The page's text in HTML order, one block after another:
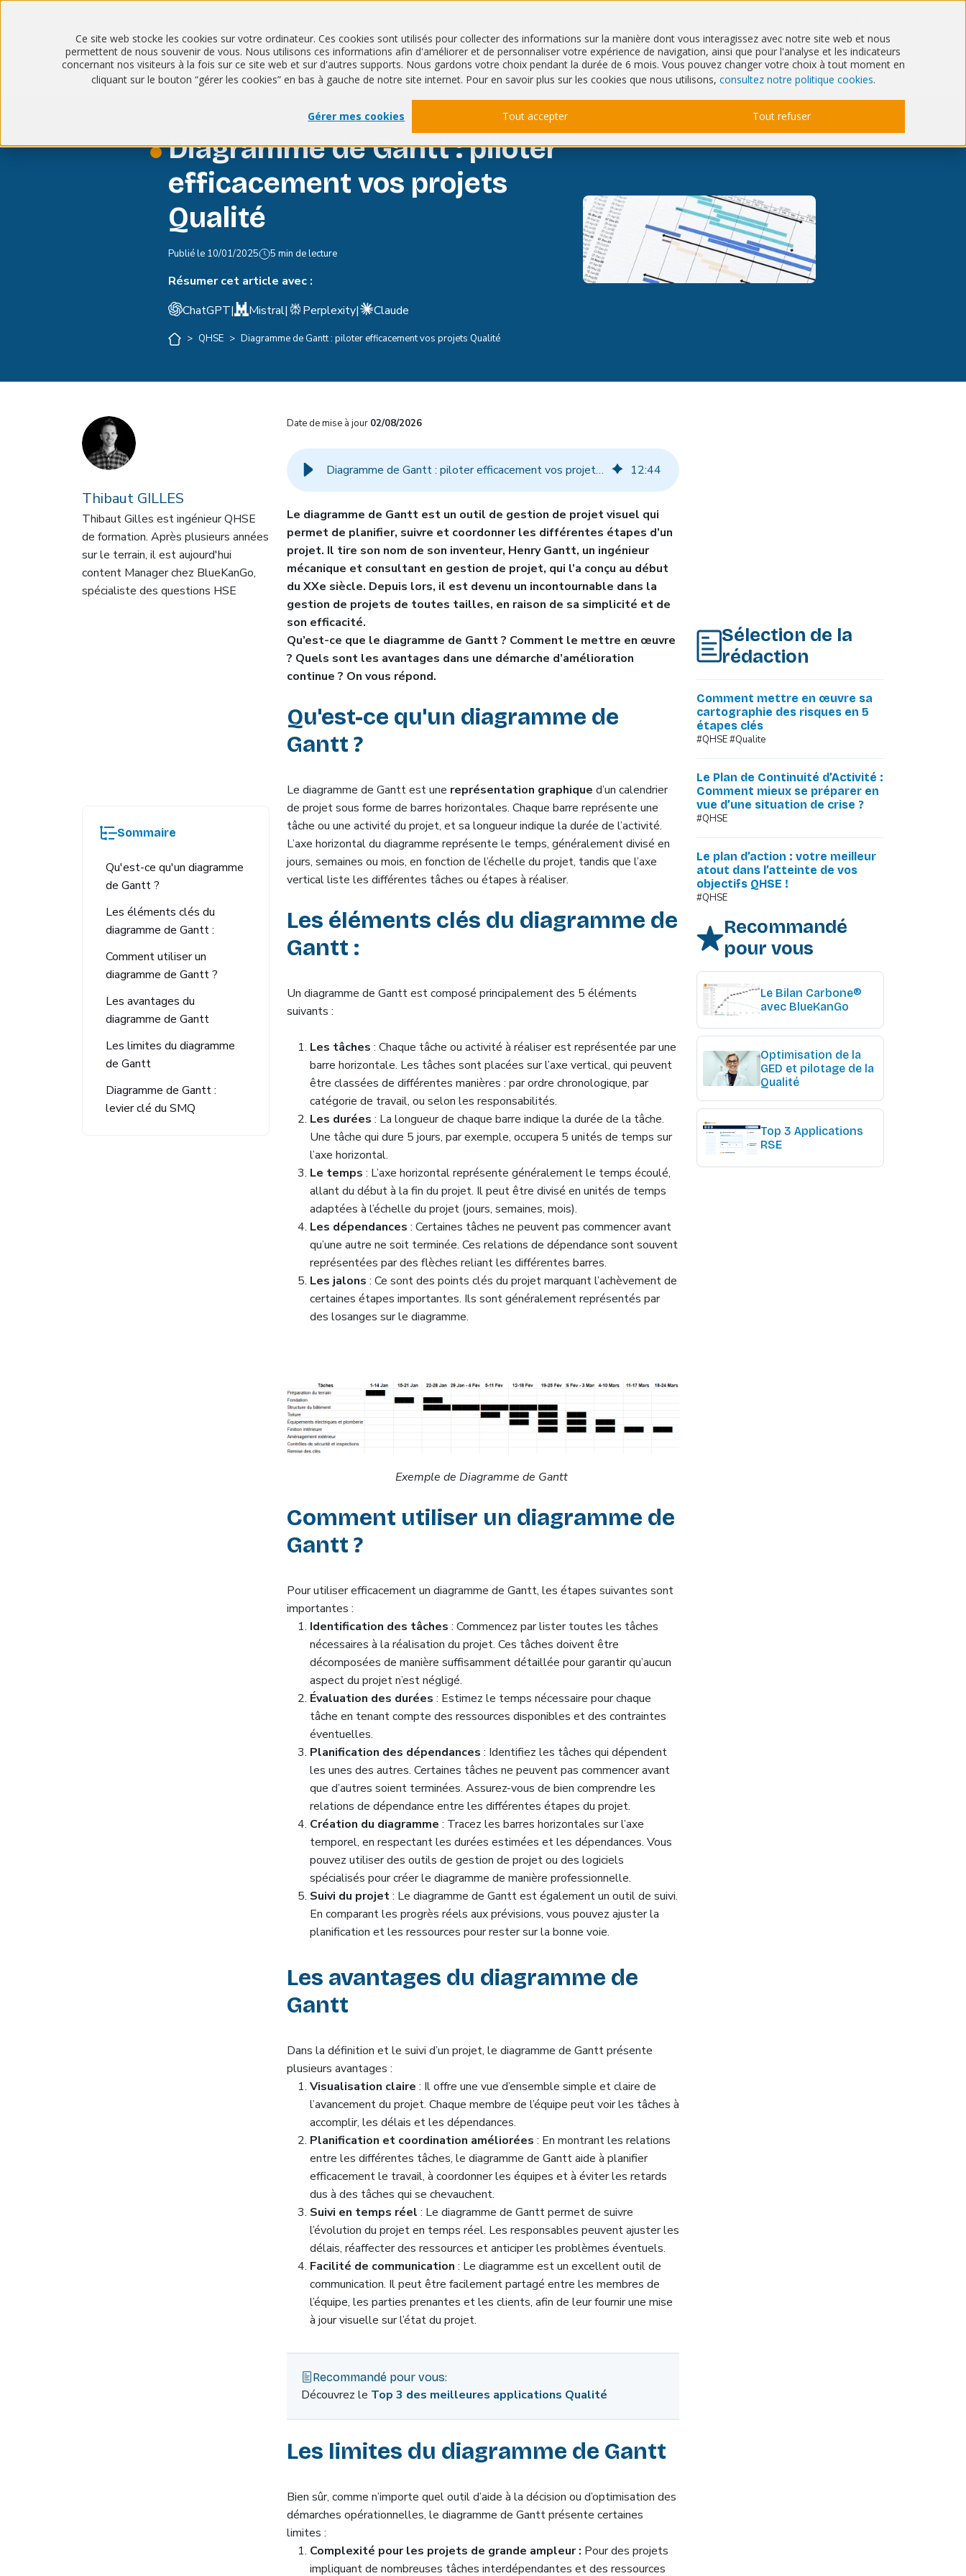
Ce site web stocke les cookies sur votre ordinateur. Ces cookies sont utilisés pour collecter des informations sur la manière dont vous interagissez avec notre site web et nous
permettent de nous souvenir de vous. Nous utilisons ces informations afin d'améliorer et de personnaliser votre expérience de navigation, ainsi que pour l'analyse et les indicateurs
concernant nos visiteurs à la fois sur ce site web et sur d'autres supports. Nous gardons votre choix pendant la durée de 6 mois. Vous pouvez changer votre choix à tout moment en
cliquant sur le bouton “gérer les cookies” en bas à gauche de notre site internet. Pour en savoir plus sur les cookies que nous utilisons, consultez notre politique cookies.
Gérer mes cookies Tout accepter Tout refuser
QHSE RSE Santé IT & Cyber
Diagramme de Gantt : piloter
efficacement vos projets
Qualité
Publié le 10/01/2025 5 min de lecture
Résumer cet article avec :
ChatGPT| Mistral| Perplexity| Claude
> QHSE > Diagramme de Gantt : piloter efficacement vos projets Qualité
Thibaut GILLES
Thibaut Gilles est ingénieur QHSE
de formation. Après plusieurs années
sur le terrain, il est aujourd'hui
content Manager chez BlueKanGo,
spécialiste des questions HSE
Sommaire
Qu'est-ce qu'un diagramme
de Gantt ?
Les éléments clés du
diagramme de Gantt :
Comment utiliser un
diagramme de Gantt ?
Les avantages du
diagramme de Gantt
Les limites du diagramme
de Gantt
Diagramme de Gantt :
levier clé du SMQ
Date de mise à jour 02/08/2026
Diagramme de Gantt : piloter efficacement vos projets Qualité 12:44
Le diagramme de Gantt est un outil de gestion de projet visuel qui
permet de planifier, suivre et coordonner les différentes étapes d’un
projet. Il tire son nom de son inventeur, Henry Gantt, un ingénieur
mécanique et consultant en gestion de projet, qui l’a conçu au début
du XXe siècle. Depuis lors, il est devenu un incontournable dans la
gestion de projets de toutes tailles, en raison de sa simplicité et de
son efficacité.
Qu’est-ce que le diagramme de Gantt ? Comment le mettre en œuvre
? Quels sont les avantages dans une démarche d’amélioration
continue ? On vous répond.
Qu'est-ce qu'un diagramme de
Gantt ?
Le diagramme de Gantt est une représentation graphique d’un calendrier
de projet sous forme de barres horizontales. Chaque barre représente une
tâche ou une activité du projet, et sa longueur indique la durée de l’activité.
L’axe horizontal du diagramme représente le temps, généralement divisé en
jours, semaines ou mois, en fonction de l’échelle du projet, tandis que l’axe
vertical liste les différentes tâches ou étapes à réaliser.
Les éléments clés du diagramme de
Gantt :
Un diagramme de Gantt est composé principalement des 5 éléments
suivants :
Les tâches : Chaque tâche ou activité à réaliser est représentée par une
barre horizontale. Les tâches sont placées sur l’axe vertical, qui peuvent
être classées de différentes manières : par ordre chronologique, par
catégorie de travail, ou selon les responsabilités.
Les durées : La longueur de chaque barre indique la durée de la tâche.
Une tâche qui dure 5 jours, par exemple, occupera 5 unités de temps sur
l’axe horizontal.
Le temps : L’axe horizontal représente généralement le temps écoulé,
allant du début à la fin du projet. Il peut être divisé en unités de temps
adaptées à l’échelle du projet (jours, semaines, mois).
Les dépendances : Certaines tâches ne peuvent pas commencer avant
qu’une autre ne soit terminée. Ces relations de dépendance sont souvent
représentées par des flèches reliant les différentes barres.
Les jalons : Ce sont des points clés du projet marquant l’achèvement de
certaines étapes importantes. Ils sont généralement représentés par
des losanges sur le diagramme.
Exemple de Diagramme de Gantt
Comment utiliser un diagramme de
Gantt ?
Pour utiliser efficacement un diagramme de Gantt, les étapes suivantes sont
importantes :
Identification des tâches : Commencez par lister toutes les tâches
nécessaires à la réalisation du projet. Ces tâches doivent être
décomposées de manière suffisamment détaillée pour garantir qu’aucun
aspect du projet n’est négligé.
Évaluation des durées : Estimez le temps nécessaire pour chaque
tâche en tenant compte des ressources disponibles et des contraintes
éventuelles.
Planification des dépendances : Identifiez les tâches qui dépendent
les unes des autres. Certaines tâches ne peuvent pas commencer avant
que d’autres soient terminées. Assurez-vous de bien comprendre les
relations de dépendance entre les différentes étapes du projet.
Création du diagramme : Tracez les barres horizontales sur l’axe
temporel, en respectant les durées estimées et les dépendances. Vous
pouvez utiliser des outils de gestion de projet ou des logiciels
spécialisés pour créer le diagramme de manière professionnelle.
Suivi du projet: Le diagramme de Gantt est également un outil de suivi.
En comparant les progrès réels aux prévisions, vous pouvez ajuster la
planification et les ressources pour rester sur la bonne voie.
Les avantages du diagramme de
Gantt
Dans la définition et le suivi d’un projet, le diagramme de Gantt présente
plusieurs avantages :
Visualisation claire : Il offre une vue d’ensemble simple et claire de
l’avancement du projet. Chaque membre de l’équipe peut voir les tâches à
accomplir, les délais et les dépendances.
Planification et coordination améliorées : En montrant les relations
entre les différentes tâches, le diagramme de Gantt aide à planifier
efficacement le travail, à coordonner les équipes et à éviter les retards
dus à des tâches qui se chevauchent.
Suivi en temps réel : Le diagramme de Gantt permet de suivre
l’évolution du projet en temps réel. Les responsables peuvent ajuster les
délais, réaffecter des ressources et anticiper les problèmes éventuels.
Facilité de communication : Le diagramme est un excellent outil de
communication. Il peut être facilement partagé entre les membres de
l’équipe, les parties prenantes et les clients, afin de leur fournir une mise
à jour visuelle sur l’état du projet.
Recommandé pour vous:
Découvrez le Top 3 des meilleures applications Qualité
Les limites du diagramme de Gantt
Bien sûr, comme n’importe quel outil d’aide à la décision ou d’optimisation des
démarches opérationnelles, le diagramme de Gantt présente certaines
limites :
Complexité pour les projets de grande ampleur : Pour des projets
impliquant de nombreuses tâches interdépendantes et des ressources
Sélection de la
rédaction
Comment mettre en œuvre sa
cartographie des risques en 5
étapes clés
#QHSE #Qualite
Le Plan de Continuité d’Activité :
Comment mieux se préparer en
vue d’une situation de crise ?
#QHSE
Le plan d’action : votre meilleur
atout dans l’atteinte de vos
objectifs QHSE !
#QHSE
Recommandé
pour vous
Le Bilan Carbone®
avec BlueKanGo
Optimisation de la
GED et pilotage de la
Qualité
Top 3 Applications
RSE